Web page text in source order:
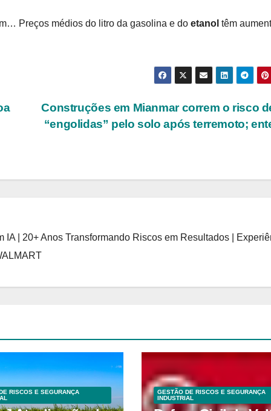
Preços médios do litro da gasolina e do etanol têm
Construções em Mianmar correm o risco
“engolidas” pelo solo após terremoto;
| 20+ Anos Transformando Riscos em Resultados |
RISCOS E SEGURANÇA
GESTÃO DE RISCOS E SEGURANÇA
INDUSTRIAL